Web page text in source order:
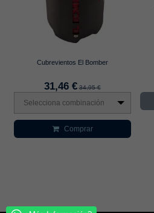
Cubrevientos El Bomber
31,46 € 34,95 €
Selecciona combinación
Comprar